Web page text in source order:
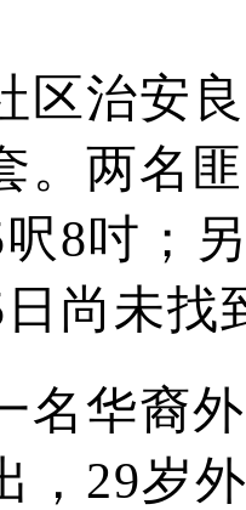
区治安
两名
8吋；
尚未找
名华裔
，29岁